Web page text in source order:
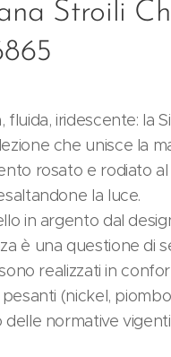
Stroili
fluida, iridescente: la
che unisce la
rosato e rodiato
la luce.
in argento dal
è una questione di
realizzati in
(nickel,
normative